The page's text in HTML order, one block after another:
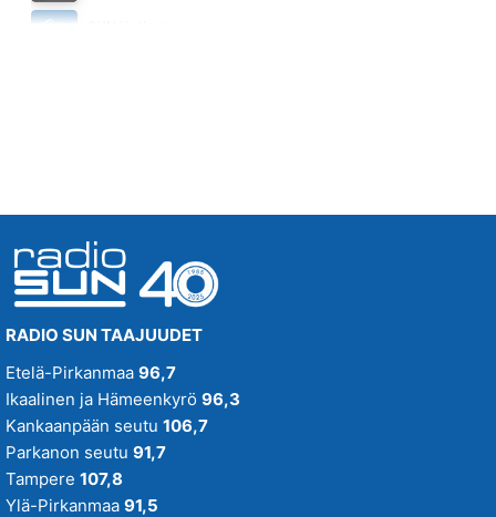
RADIO SUN TAAJUUDET
Etelä-Pirkanmaa 96,7
Ikaalinen ja Hämeenkyrö 96,3
Kankaanpään seutu 106,7
Parkanon seutu 91,7
Tampere 107,8
Ylä-Pirkanmaa 91,5